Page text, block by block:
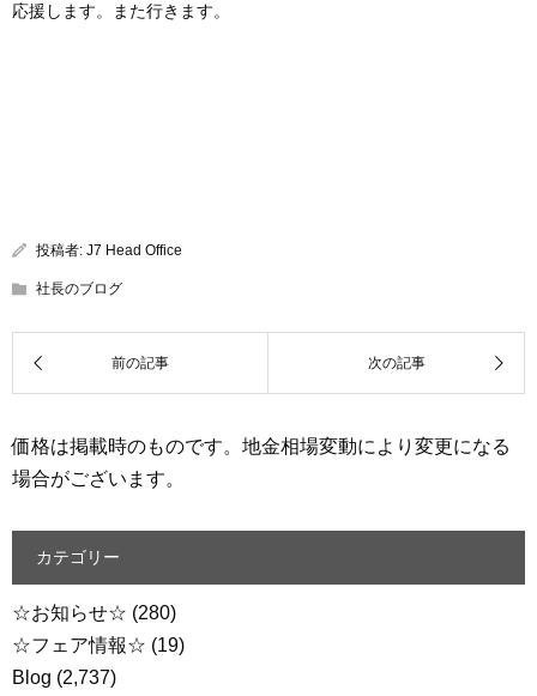
応援します。また行きます。
投稿者: J7 Head Office
社長のブログ
価格は掲載時のものです。地金相場変動により変更になる
場合がございます。
カテゴリー
☆お知らせ☆ (280)
☆フェア情報☆ (19)
Blog (2,737)